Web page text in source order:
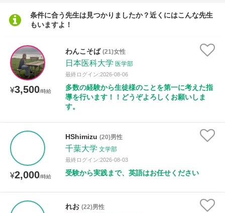
条件に合う先生は見つかりましたか？近くにはこんな先生
もいますよ！
¥3,500/時給
わんこそば (21)女性
日本医科大学 医学部
最終ログイン:2026-08-06
多数の経験から生徒様のことを第一に考えた指
導を行います！！どうぞよろしくお願いしま
す。
¥2,000/時給
HShimizu (20)男性
千葉大学 文学部
最終ログイン:2026-08-03
受験から実践まで、英語はお任せください
れお (22)男性
距離：15km以内
年齢：18-101歳